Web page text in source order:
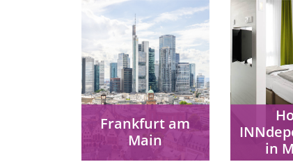
Frankfurt am
Main
in